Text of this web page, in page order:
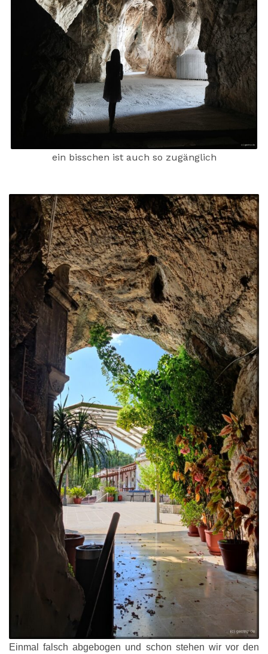
ein bisschen ist auch so zugänglich
Einmal falsch abgebogen und schon stehen wir vor den